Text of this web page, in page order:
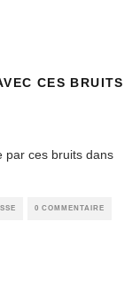
CES BRUITS
par ces bruits dans
0 COMMENTAIRE